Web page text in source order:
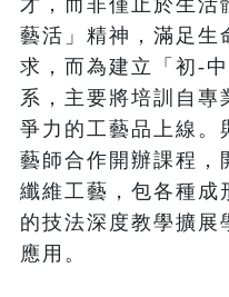
才，而非僅止於生活
藝活」精神，滿足生
求，而為建立「初-
系，主要將培訓自專
爭力的工藝品上線。
藝師合作開辦課程，
纖維工藝，包各種成
的技法深度教學擴展
應用。